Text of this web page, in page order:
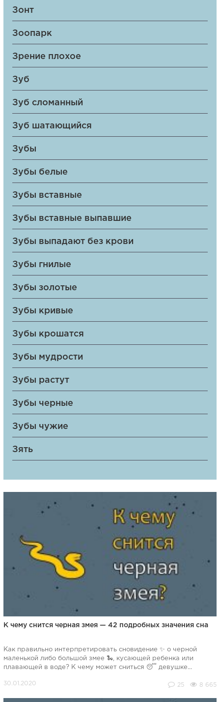
Зонт
Зоопарк
Зрение плохое
Зуб
Зуб сломанный
Зуб шатающийся
Зубы
Зубы белые
Зубы вставные
Зубы вставные выпавшие
Зубы выпадают без крови
Зубы гнилые
Зубы золотые
Зубы кривые
Зубы крошатся
Зубы мудрости
Зубы растут
Зубы черные
Зубы чужие
Зять
К чему снится черная змея — 42 подробных значения сна
Как правильно интерпретировать сновидение ✨ о черной
маленькой либо большой змее 🐍, кусающей ребенка или
плавающей в воде? К чему может сниться 😴 девушке...
25 8 665